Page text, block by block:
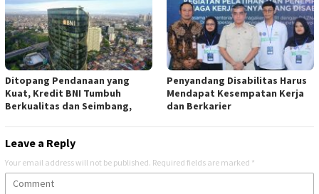
Ditopang Pendanaan yang
Kuat, Kredit BNI Tumbuh
Berkualitas dan Seimbang,
Penyandang Disabilitas Harus
Mendapat Kesempatan Kerja
dan Berkarier
Leave a Reply
Your email address will not be published. Required fields are marked *